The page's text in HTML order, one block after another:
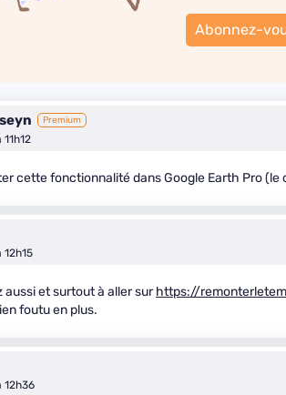
Abonnez-
Premium
cette fonctionnalité dans Google Earth Pro (le
aussi et surtout à aller surhttps://
foutu en plus.
12h36